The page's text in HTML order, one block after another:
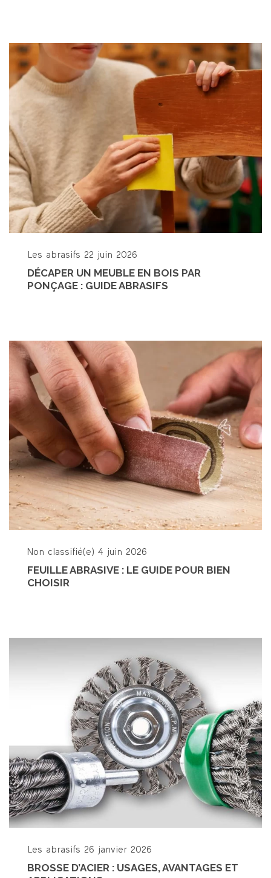
Les abrasifs 22 juin 2026
DÉCAPER UN MEUBLE EN BOIS PAR
PONÇAGE : GUIDE ABRASIFS
Non classifié(e) 4 juin 2026
FEUILLE ABRASIVE : LE GUIDE POUR BIEN
CHOISIR
Les abrasifs 26 janvier 2026
BROSSE D’ACIER : USAGES, AVANTAGES ET